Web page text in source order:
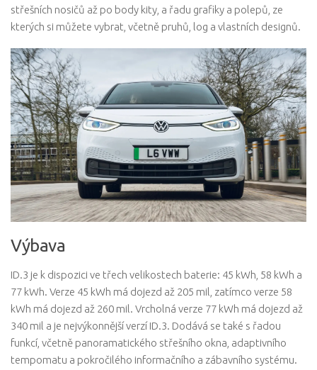
střešních nosičů až po body kity, a řadu grafiky a polepů, ze
kterých si můžete vybrat, včetně pruhů, log a vlastních designů.
Výbava
ID.3 je k dispozici ve třech velikostech baterie: 45 kWh, 58 kWh a
77 kWh. Verze 45 kWh má dojezd až 205 mil, zatímco verze 58
kWh má dojezd až 260 mil. Vrcholná verze 77 kWh má dojezd až
340 mil a je nejvýkonnější verzí ID.3. Dodává se také s řadou
funkcí, včetně panoramatického střešního okna, adaptivního
tempomatu a pokročilého informačního a zábavního systému.